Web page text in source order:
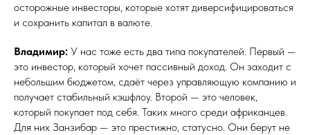
осторожные инвесторы, которые хотят диверсифицироваться
и сохранить капитал в валюте.
Владимир: У нас тоже есть два типа покупателей. Первый —
это инвестор, который хочет пассивный доход. Он заходит с
небольшим бюджетом, сдаёт через управляющую компанию и
получает стабильный кэшфлоу. Второй — это человек,
который покупает под себя. Таких много среди африканцев.
Для них Занзибар — это престижно, статусно. Они берут не